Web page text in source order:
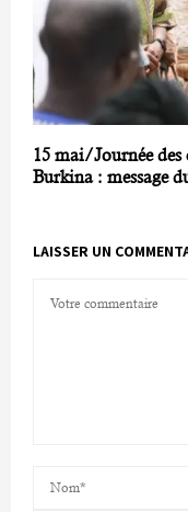
15 mai/Journée des
Burkina : message
LAISSER UN